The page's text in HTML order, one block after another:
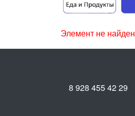
Элемент не найден
8 928 455 42 29